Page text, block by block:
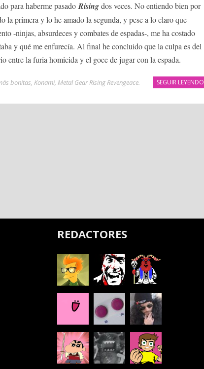
para haberme pasadoRisingdos veces. No entiendo bien por
la primera y lo he amado la segunda, y pese a lo claro que
-ninjas, absurdeces y combates de espadas-, me ha costado
y qué me enfurecía. Al final he concluido que la culpa es del
entre la furia homicida y el goce de jugar con la espada.
SEGUIR LEYENDO
bonitas, Konami, Metal Gear Rising Revengeace.
REDACTORES